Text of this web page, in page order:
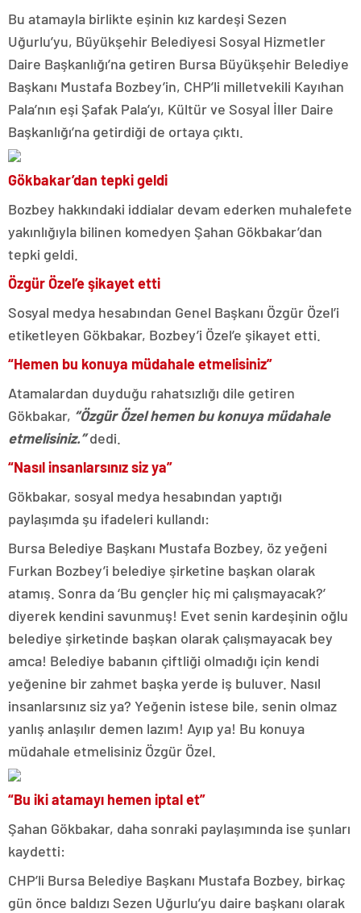
Bu atamayla birlikte eşinin kız kardeşi Sezen
Uğurlu’yu, Büyükşehir Belediyesi Sosyal Hizmetler
Daire Başkanlığı’na getiren Bursa Büyükşehir Belediye
Başkanı Mustafa Bozbey’in, CHP’li milletvekili Kayıhan
Pala’nın eşi Şafak Pala’yı, Kültür ve Sosyal İller Daire
Başkanlığı’na getirdiği de ortaya çıktı.
Gökbakar’dan tepki geldi
Bozbey hakkındaki iddialar devam ederken muhalefete
yakınlığıyla bilinen komedyen Şahan Gökbakar’dan
tepki geldi.
Özgür Özel’e şikayet etti
Sosyal medya hesabından Genel Başkanı Özgür Özel’i
etiketleyen Gökbakar, Bozbey’i Özel’e şikayet etti.
“Hemen bu konuya müdahale etmelisiniz”
Atamalardan duyduğu rahatsızlığı dile getiren
Gökbakar, “Özgür Özel hemen bu konuya müdahale
etmelisiniz.”dedi.
“Nasıl insanlarsınız siz ya”
Gökbakar, sosyal medya hesabından yaptığı
paylaşımda şu ifadeleri kullandı:
Bursa Belediye Başkanı Mustafa Bozbey, öz yeğeni
Furkan Bozbey’i belediye şirketine başkan olarak
atamış. Sonra da ‘Bu gençler hiç mi çalışmayacak?’
diyerek kendini savunmuş! Evet senin kardeşinin oğlu
belediye şirketinde başkan olarak çalışmayacak bey
amca! Belediye babanın çiftliği olmadığı için kendi
yeğenine bir zahmet başka yerde iş buluver. Nasıl
insanlarsınız siz ya? Yeğenin istese bile, senin olmaz
yanlış anlaşılır demen lazım! Ayıp ya! Bu konuya
müdahale etmelisiniz Özgür Özel.
“Bu iki atamayı hemen iptal et”
Şahan Gökbakar, daha sonraki paylaşımında ise şunları
kaydetti:
CHP’li Bursa Belediye Başkanı Mustafa Bozbey, birkaç
gün önce baldızı Sezen Uğurlu’yu daire başkanı olarak